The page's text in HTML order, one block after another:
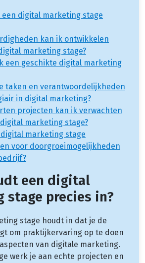
een digital marketing stage
kan ik ontwikkelen
marketing stage?
een geschikte digital marketing
taken en verantwoordelijkheden
in digital marketing?
projecten kan ik verwachten
marketing stage?
marketing stage
voor doorgroeimogelijkheden
een digital
stage precies in?
stage houdt in dat je de
om praktijkervaring op te doen
van digitale marketing.
werk je aan echte projecten en